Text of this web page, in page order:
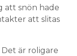
att snön hade
att slitas
är roligare